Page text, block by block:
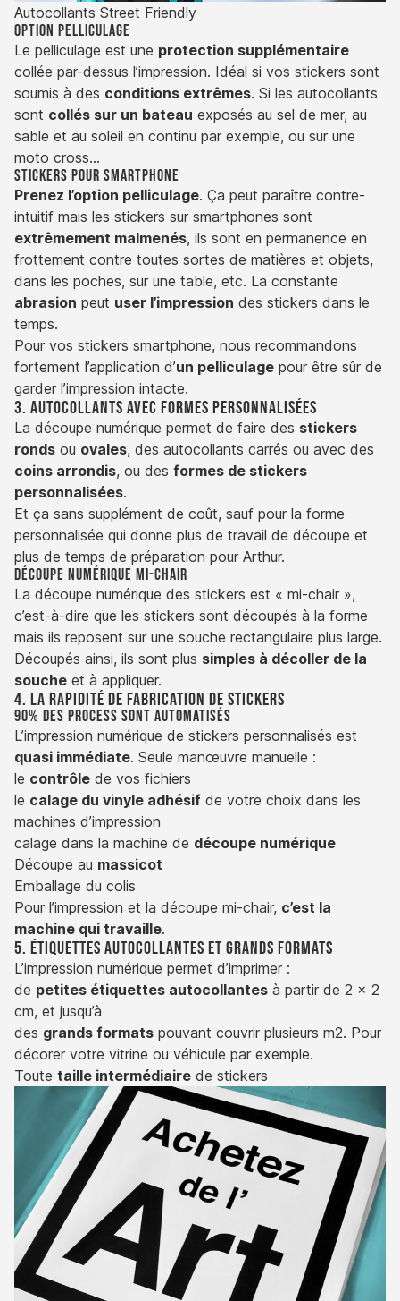
Autocollants Street Friendly
Option pelliculage
Le pelliculage est une protection supplémentaire
collée par-dessus l’impression. Idéal si vos stickers sont
soumis à des conditions extrêmes. Si les autocollants
sont collés sur un bateau exposés au sel de mer, au
sable et au soleil en continu par exemple, ou sur une
moto cross…
Stickers pour smartphone
Prenez l’option pelliculage. Ça peut paraître contre-
intuitif mais les stickers sur smartphones sont
extrêmement malmenés, ils sont en permanence en
frottement contre toutes sortes de matières et objets,
dans les poches, sur une table, etc. La constante
abrasion peut user l’impression des stickers dans le
temps.
Pour vos stickers smartphone, nous recommandons
fortement l’application d’un pelliculage pour être sûr de
garder l’impression intacte.
3. Autocollants avec formes personnalisées
La découpe numérique permet de faire des stickers
ronds ou ovales, des autocollants carrés ou avec des
coins arrondis, ou des formes de stickers
personnalisées.
Et ça sans supplément de coût, sauf pour la forme
personnalisée qui donne plus de travail de découpe et
plus de temps de préparation pour Arthur.
Découpe numérique mi-chair
La découpe numérique des stickers est « mi-chair »,
c’est-à-dire que les stickers sont découpés à la forme
mais ils reposent sur une souche rectangulaire plus large.
Découpés ainsi, ils sont plus simples à décoller de la
souche et à appliquer.
4. La rapidité de fabrication de stickers
90% des process sont automatisés
L’impression numérique de stickers personnalisés est
quasi immédiate. Seule manœuvre manuelle :
le contrôle de vos fichiers
le calage du vinyle adhésif de votre choix dans les
machines d’impression
calage dans la machine de découpe numérique
Découpe au massicot
Emballage du colis
Pour l’impression et la découpe mi-chair, c’est la
machine qui travaille.
5. Étiquettes autocollantes et grands formats
L’impression numérique permet d’imprimer :
de petites étiquettes autocollantes à partir de 2 x 2
cm, et jusqu’à
des grands formats pouvant couvrir plusieurs m2. Pour
décorer votre vitrine ou véhicule par exemple.
Toute taille intermédiaire de stickers